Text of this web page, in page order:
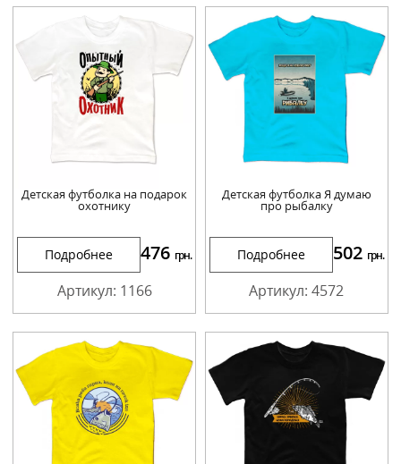
Детская футболка на подарок
охотнику
Подробнее 476 грн.
Артикул: 1166
Детская футболка Я думаю
про рыбалку
Подробнее 502 грн.
Артикул: 4572